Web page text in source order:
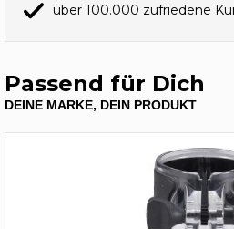
über 100.000 zufriedene
Passend für Dich
DEINE MARKE, DEIN PRODUKT